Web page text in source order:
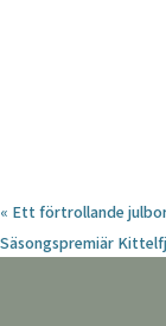
« Ett förtrollande
Säsongspremiär